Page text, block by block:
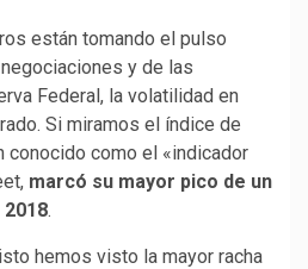
están tomando el pulso
y de las
Federal, la volatilidad en
Si miramos el índice de
conocido como el «indicador
marcó su mayor pico de un
.
hemos visto la mayor racha